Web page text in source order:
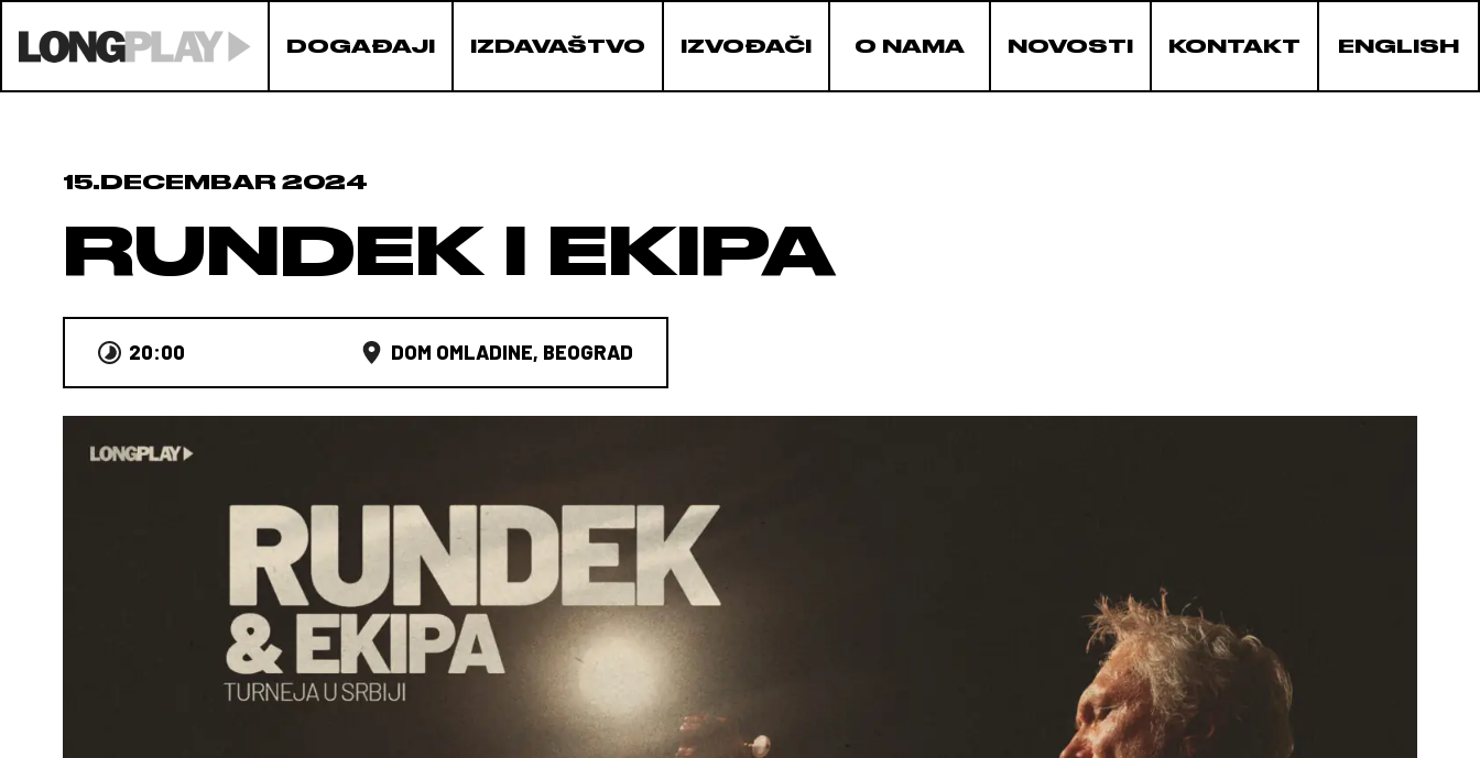
DOGAĐAJI IZDAVAŠTVO IZVOĐAČI O NAMA NOVOSTI KONTAKT ENGLISH
15.DECEMBAR 2024
RUNDEK I EKIPA
20:00 DOM OMLADINE, BEOGRAD